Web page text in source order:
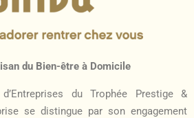
du Bien-être à Domicile
du Trophée Prestige &
se distingue par son engagement